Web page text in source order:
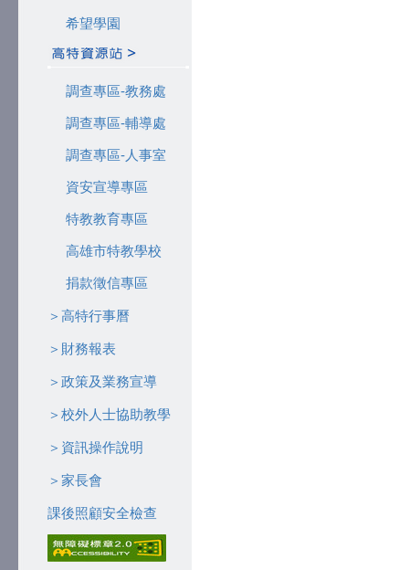
希望學園
調查專區-教務處
調查專區-輔導處
調查專區-人事室
資安宣導專區
特教教育專區
高雄市特教學校
捐款徵信專區
＞高特行事曆
＞財務報表
＞政策及業務宣導
＞校外人士協助教學
＞資訊操作說明
＞家長會
課後照顧安全檢查